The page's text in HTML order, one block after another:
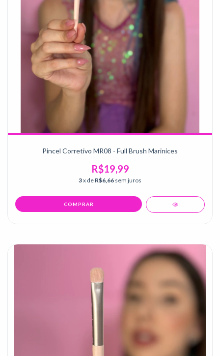
Pincel Corretivo MR08 - Full Brush Marinices
R$19,99
3x de R$6,66 sem juros